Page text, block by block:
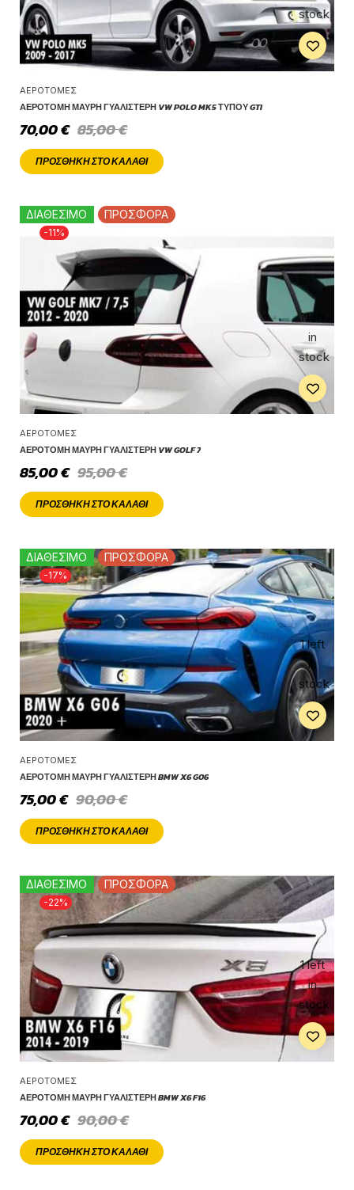
stock
ΑΕΡΟΤΟΜΈΣ
ΑΕΡΟΤΟΜΉ ΜΑΎΡΗ ΓΥΑΛΙΣΤΕΡΉ VW POLO MK5 ΤΎΠΟΥ GTI
85,00€
70,00€
ΠΡΟΣΘΉΚΗ ΣΤΟ ΚΑΛΆΘΙ
-11%
ΔΙΑΘΕΣΙΜΟ ΠΡΟΣΦΟΡΑ
1 left
in
stock
ΑΕΡΟΤΟΜΈΣ
ΑΕΡΟΤΟΜΉ ΜΑΎΡΗ ΓΥΑΛΙΣΤΕΡΉ VW GOLF 7
95,00€
85,00€
ΠΡΟΣΘΉΚΗ ΣΤΟ ΚΑΛΆΘΙ
-17%
ΔΙΑΘΕΣΙΜΟ ΠΡΟΣΦΟΡΑ
1 left
in
stock
ΑΕΡΟΤΟΜΈΣ
ΑΕΡΟΤΟΜΉ ΜΑΎΡΗ ΓΥΑΛΙΣΤΕΡΉ BMW X6 G06
90,00€
75,00€
ΠΡΟΣΘΉΚΗ ΣΤΟ ΚΑΛΆΘΙ
-22%
ΔΙΑΘΕΣΙΜΟ ΠΡΟΣΦΟΡΑ
1 left
in
stock
ΑΕΡΟΤΟΜΈΣ
ΑΕΡΟΤΟΜΉ ΜΑΎΡΗ ΓΥΑΛΙΣΤΕΡΉ BMW X6 F16
90,00€
70,00€
ΠΡΟΣΘΉΚΗ ΣΤΟ ΚΑΛΆΘΙ